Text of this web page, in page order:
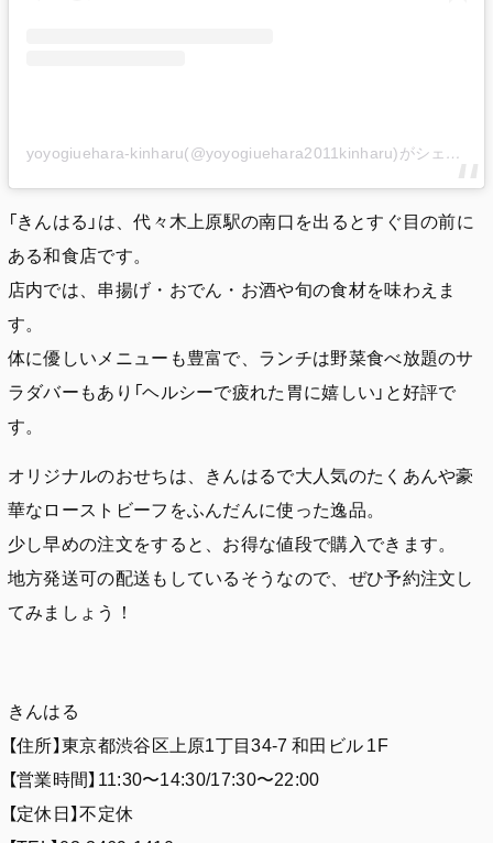
yoyogiuehara-kinharu(@yoyogiuehara2011kinharu)がシェアした投稿
「きんはる」は、代々木上原駅の南口を出るとすぐ目の前に
ある和食店です。
店内では、串揚げ・おでん・お酒や旬の食材を味わえま
す。
体に優しいメニューも豊富で、ランチは野菜食べ放題のサ
ラダバーもあり「ヘルシーで疲れた胃に嬉しい」と好評で
す。
オリジナルのおせちは、きんはるで大人気のたくあんや豪
華なローストビーフをふんだんに使った逸品。
少し早めの注文をすると、お得な値段で購入できます。
地方発送可の配送もしているそうなので、ぜひ予約注文し
てみましょう！
きんはる
【住所】東京都渋谷区上原1丁目34-7 和田ビル 1F
【営業時間】11:30〜14:30/17:30〜22:00
【定休日】不定休